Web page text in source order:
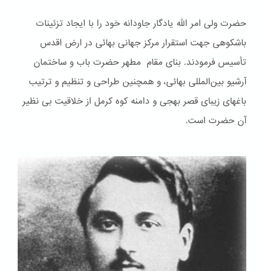
حضرت ولی امر الله یادگار جاودانه خود را با ایجاد تزئینات
باشكوهی جهت استقرار مرکز جهانی بهائی در ارض اقدس
تأسیس فرمودند. بنای مقام مطهر حضرت باب و ساختمان
آرشیو بین‌المللی بهائی، و همچنین طراحی و تنظیم و ترتیب
باغهای زیبای قصر بهجی و دامنه کوه کرمل از خلاقیت بی نظیر
آن حضرت است.